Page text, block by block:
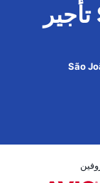
São João del Rei تأجير